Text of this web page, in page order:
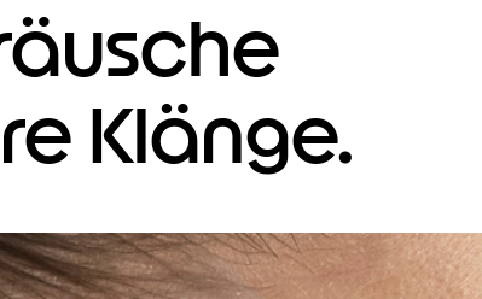
Klänge.